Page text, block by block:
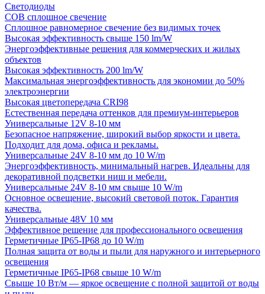
Светодиоды
COB сплошное свечение
Сплошное равномерное свечение без видимых точек
Высокая эффективность свыше 150 lm/W
Энергоэффективные решения для коммерческих и жилых
объектов
Высокая эффективность 200 lm/W
Максимальная энергоэффективность для экономии до 50%
электроэнергии
Высокая цветопередача CRI98
Естественная передача оттенков для премиум-интерьеров
Универсальные 12V 8-10 мм
Безопасное напряжение, широкий выбор яркости и цвета.
Подходит для дома, офиса и рекламы.
Универсальные 24V 8-10 мм до 10 W/m
Энергоэффективность, минимальный нагрев. Идеальны для
декоративной подсветки ниш и мебели.
Универсальные 24V 8-10 мм свыше 10 W/m
Основное освещение, высокий световой поток. Гарантия
качества.
Универсальные 48V 10 мм
Эффективное решение для профессионального освещения
Герметичные IP65-IP68 до 10 W/m
Полная защита от воды и пыли для наружного и интерьерного
освещения
Герметичные IP65-IP68 свыше 10 W/m
Свыше 10 Вт/м — яркое освещение с полной защитой от воды